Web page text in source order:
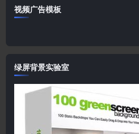
视频广告模板
绿屏背景实验室